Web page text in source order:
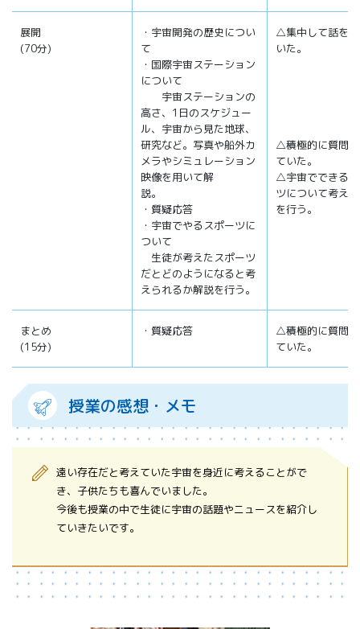
展開
(70分)
・宇宙開発の歴史につい
て
・国際宇宙ステーション
について
宇宙ステーションの
高さ、1日のスケジュー
ル、宇宙から見た地球、
研究など。写真や船外カ
メラやシミュレーション
映像を用いて解
説。
・質疑応答
・宇宙でやるスポーツに
ついて
生徒が考えたスポーツ
だとどのようになると考
えられるか解説を行う。
△集中して話を
いた。
△積極的に質問
ていた。
△宇宙でできる
ツについて考え
を行う。
まとめ
(15分)
・質疑応答
△積極的に質問
ていた。
授業の感想・メモ
遠い存在だと考えていた宇宙を身近に考えることがで
き、子供たちも喜んでいました。
今後も授業の中で生徒に宇宙の話題やニュースを紹介し
ていきたいです。